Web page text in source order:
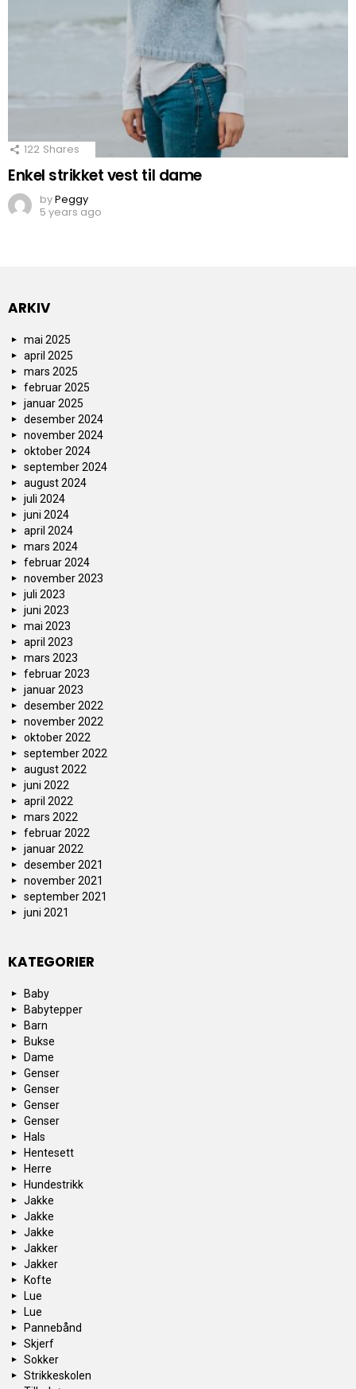
122 Shares
Enkel strikket vest til dame
byPeggy
5 years ago
ARKIV
mai 2025
april 2025
mars 2025
februar 2025
januar 2025
desember 2024
november 2024
oktober 2024
september 2024
august 2024
juli 2024
juni 2024
april 2024
mars 2024
februar 2024
november 2023
juli 2023
juni 2023
mai 2023
april 2023
mars 2023
februar 2023
januar 2023
desember 2022
november 2022
oktober 2022
september 2022
august 2022
juni 2022
april 2022
mars 2022
februar 2022
januar 2022
desember 2021
november 2021
september 2021
juni 2021
KATEGORIER
Baby
Babytepper
Barn
Bukse
Dame
Genser
Genser
Genser
Genser
Hals
Hentesett
Herre
Hundestrikk
Jakke
Jakke
Jakke
Jakker
Jakker
Kofte
Lue
Lue
Pannebånd
Skjerf
Sokker
Strikkeskolen